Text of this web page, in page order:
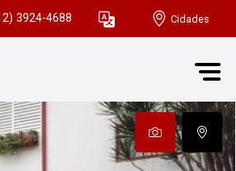
3924-4688 Cidades